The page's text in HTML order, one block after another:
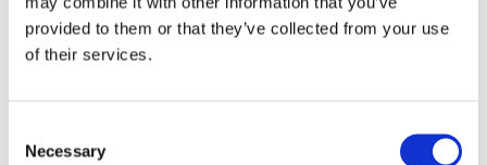
provided to them or that they’ve collected from your use
of their services.
Selection
Necessary